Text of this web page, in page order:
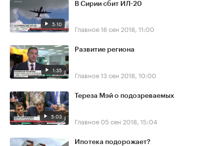
5:10
В Сирии сбит ИЛ-20
Главное18 сен 2018, 11:00
1:35
Развитие региона
Главное13 сен 2018, 10:00
5:03
Тереза Мэй о подозреваемых
Главное 05 сен 2018, 15:04
Ипотека подорожает?